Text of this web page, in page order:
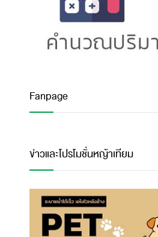
Fanpage
ข่าวและโปรโมชั่นหญ้าเทียม